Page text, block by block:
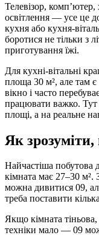
Телевізор,
освітлення — усе це
кухня або кухня-
боротися не тільки з
приготування їжі.
Для кухні-вітальні
площа 30 м², але там
вікно і часто
працювати важко. Тут
площі, а на реальне
Як
Найчастіша побутова
кімната має 27–30 м².
можна дивитися 09,
треба поставити
Якщо кімната
техніки мало — 09